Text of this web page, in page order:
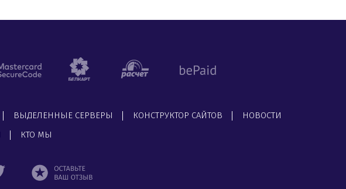
ВЫДЕЛЕННЫЕ СЕРВЕРЫ КОНСТРУКТОР САЙТОВ
НОВОСТИ
КТО МЫ